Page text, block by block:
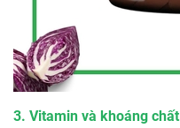
3. Vitamin và khoáng chất